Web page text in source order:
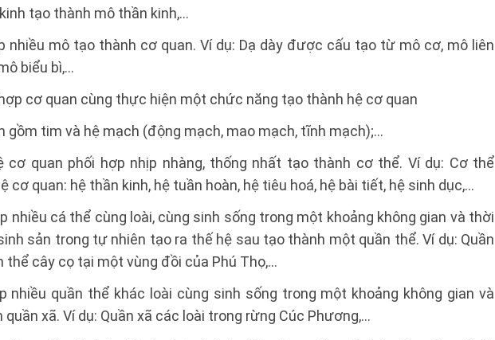
tạo thành mô thần kinh,…
nhiều mô tạo thành cơ quan. Ví dụ: Dạ dày được cấu tạo từ mô cơ, mô liên
biểu bì,…
cơ quan cùng thực hiện một chức năng tạo thành hệ cơ quan
gồm tim và hệ mạch (động mạch, mao mạch, tĩnh mạch);…
cơ quan phối hợp nhịp nhàng, thống nhất tạo thành cơ thể. Ví dụ: Cơ thể
cơ quan: hệ thần kinh, hệ tuần hoàn, hệ tiêu hoá, hệ bài tiết, hệ sinh dục,…
nhiều cá thể cùng loài, cùng sinh sống trong một khoảng không gian và thời
sản trong tự nhiên tạo ra thế hệ sau tạo thành một quần thể. Ví dụ: Quần
thể cây cọ tại một vùng đồi của Phú Thọ,…
nhiều quần thể khác loài cùng sinh sống trong một khoảng không gian và
xã. Ví dụ: Quần xã các loài trong rừng Cúc Phương,…